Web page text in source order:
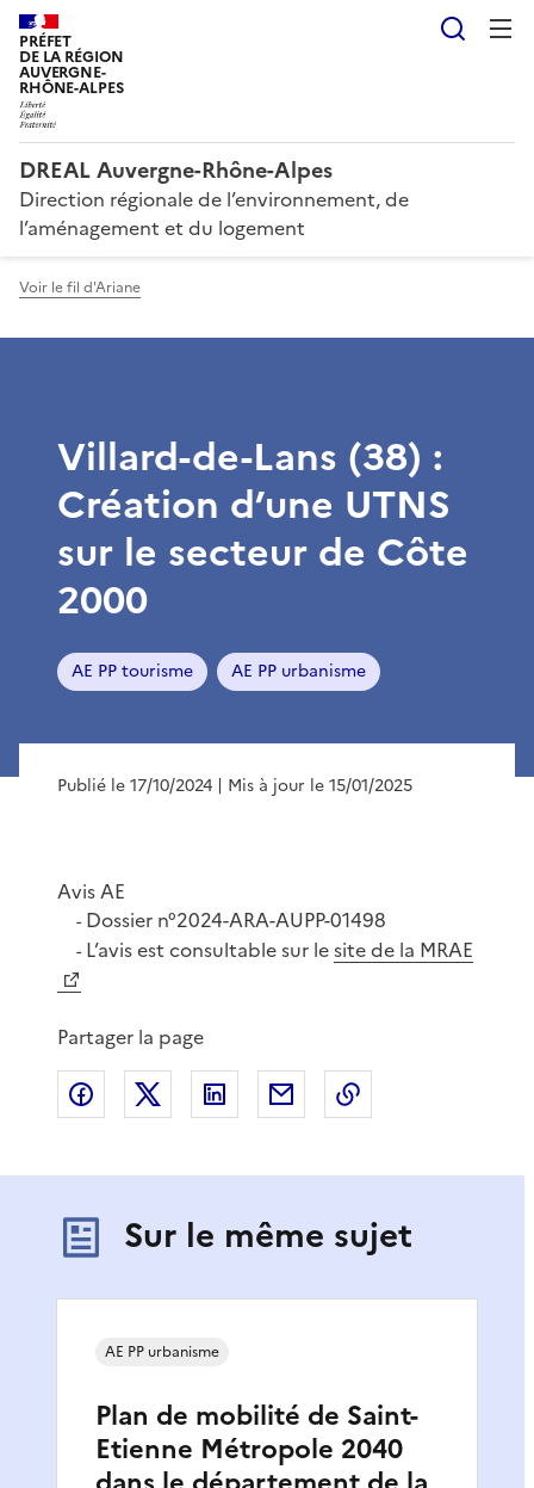
PRÉFET
DE LA RÉGION
AUVERGNE-
RHÔNE-ALPES
DREAL Auvergne-Rhône-Alpes
Direction régionale de l’environnement, de
l’aménagement et du logement
Voir le fil d'Ariane
Villard-de-Lans (38) :
Création d’une UTNS
sur le secteur de Côte
2000
AE PP tourisme AE PP urbanisme
Publié le 17/10/2024 | Mis à jour le 15/01/2025
Avis AE
-Dossier n°2024-ARA-AUPP-01498
-L’avis est consultable sur lesite de la MRAE
Partager la page
Partager sur Facebook
Partager sur XPartager sur LinkedIn
Partager par email
Sur le même sujet
Plan de mobilité de Saint-
Etienne Métropole 2040
AE PP urbanisme